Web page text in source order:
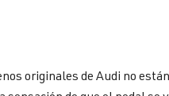
originales de Audi no